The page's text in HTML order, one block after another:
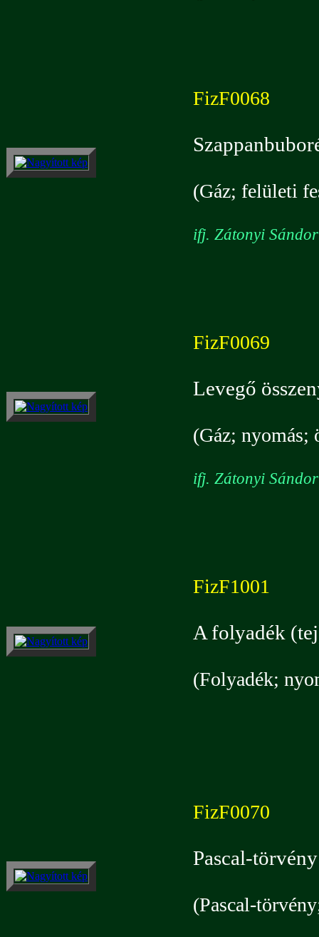
FizF0068
(Gáz; felületi
ifj. Zátonyi
FizF0069
Levegő
(Gáz; nyomás;
ifj. Zátonyi
FizF1001
A folyadék
(Folyadék;
FizF0070
Pascal-
(Pascal-